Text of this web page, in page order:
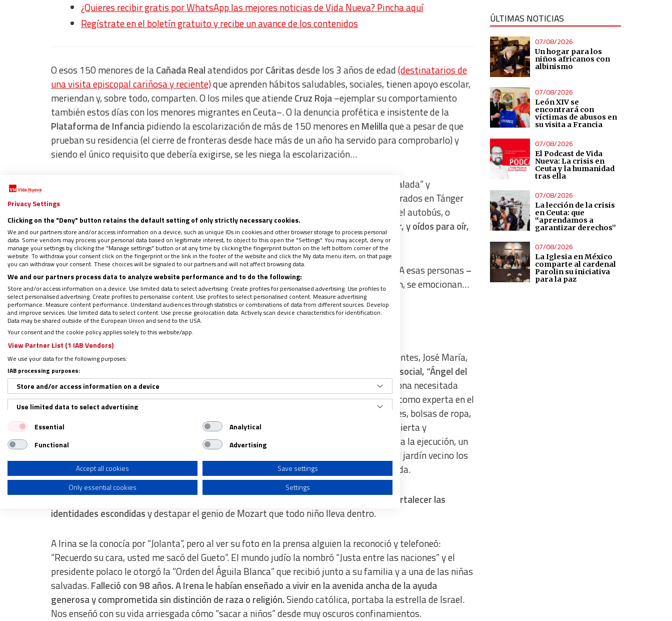
¿Quieres recibir gratis por WhatsApp las mejores noticias de Vida Nueva? Pincha aquí
Regístrate en el boletín gratuito y recibe un avance de los contenidos
O esos 150 menores de laCañada Realatendidos porCáritasdesde los 3 años de edad(destinatarios de
una visita episcopal cariñosa y reciente)que aprenden hábitos saludables, sociales, tienen apoyo escolar,
meriendan y, sobre todo, comparten. O los miles que atiendeCruz Roja–ejemplar su comportamiento
también estos días con los menores migrantes en Ceuta–. O la denuncia profética e insistente de la
Plataforma de Infanciapidiendo la escolarización de más de 150 menores enMelillaque a pesar de que
prueban su residencia (el cierre de fronteras desde hace más de un año ha servido para comprobarlo) y
siendo el único requisito que debería exigirse, se les niega la escolarización…
Siempre se me quedará grabada la imagen en el corazón de haber visto de cerca la “escalada” y
“desescalada” –por utilizar leguaje al uso– de los menores trepando por lo cables amarrados en Tánger
para colarse en los bajos de las hélices de los ferrys, o colándose, raudos, en los bajos del autobús, o
intentando hacer “el risky” (salto) en las vallas de Melilla, etc.Quien tenga ojos para ver, y oídos para oír,
que los vea y oiga. ¡Y hable!
Pero, sobre todo, quiero traer mi humilde homenaje a los voluntarios que los atienden. A esas personas –
santos de las puertas de al lado–,que a pie de vecindad, acompañan, enseñan, conducen, se emocionan…
en la tarea de cercanía a los menores migrantes.
Irena Sendlerowa, “Madre de los niños del Holocausto”
Buscando referencias de historias anónimas y escondidas del servicio a los niños sufrientes, José María,
mi compañero, me recordó a
Irena Sendlerowa (1910-2008), enfermera y trabajadora social, “Ángel del
Gueto de Varsovia” y “Madre de los niños del Holocausto”
: “Se me enseñó que una persona necesitada
debe ser ayudada de corazón, sin mirar religión o nacionalidad”, decía. Accedió al gueto como experta en el
tifus tan temido de los alemanes. Rescató más de 2.500 niños (en ambulancias, ataúdes, bolsas de ropa,
de basura, de patatas). Todo le servía y nada la detenía en favor de salvar vidas. Descubierta y
brutalmente torturada por no descubrir a los niños ni a las familias, cuando ya esperaba la ejecución, un
soldado sobornado le gritó en polaco “¡Corra!”. Escapó. Al fin de la guerra desenterró del jardín vecino los
dos tarros donde había introducido las identidades de los niños y sus familias de acogida.
Trabajar de voluntario –acompañados por técnicos– con menores migrantes suponefortalecer las
identidades escondidasy destapar el genio de Mozart que todo niño lleva dentro.
A Irina se la conocía por “Jolanta”, pero al ver su foto en la prensa alguien la reconoció y telefoneó:
“Recuerdo su cara, usted me sacó del Gueto”. El mundo judío la nombró “Justa entre las naciones” y el
presidente polaco le otorgó la “Orden del Águila Blanca” que recibió junto a su familia y a una de las niñas
salvadas.Falleció con 98 años. A Irena le habían enseñado a vivir en la avenida ancha de la ayuda
generosa y comprometida sin distinción de raza o religión.Siendo católica, portaba la estrella de Israel.
Nos enseñó con su vida arriesgada cómo “sacar a niños” desde muy oscuros confinamientos.
ÚLTIMAS NOTICIAS
07/08/2026
Un hogar para los
niños africanos con
albinismo
07/08/2026
León XIV se
encontrará con
víctimas de abusos en
su visita a Francia
07/08/2026
El Podcast de Vida
Nueva: La crisis en
Ceuta y la humanidad
tras ella
07/08/2026
La lección de la crisis
en Ceuta: que
“aprendamos a
garantizar derechos”
07/08/2026
La Iglesia en México
comparte al cardenal
Parolin su iniciativa
para la paz
Privacy Settings
Clicking on the "Deny" button retains the default setting of only strictly necessary cookies.
We and our partners store and/or access information on a device, such as unique IDs in cookies and other browser storage to process personal
data. Some vendors may process your personal data based on legitimate interest, to object to this open the "Settings". You may accept, deny or
manage your settings by clicking the "Manage settings" button or at any time by clicking the fingerprint button on the left bottom corner of the
website. To withdraw your consent click on the fingerprint or the link in the footer of the website and click the My data menu item, on that page
you can withdraw your consent. These choices will be signaled to our partners and will not affect browsing data.
We and our partners process data to analyze website performance and to do the following:
Store and/or access information on a device. Use limited data to select advertising. Create profiles for personalised advertising. Use profiles to
select personalised advertising. Create profiles to personalise content. Use profiles to select personalised content. Measure advertising
performance. Measure content performance. Understand audiences through statistics or combinations of data from different sources. Develop
and improve services. Use limited data to select content. Use precise geolocation data. Actively scan device characteristics for identification.
Data may be shared outside of the European Union and send to the USA.
Your consent and the cookie policy applies solely to this website/app.
View Partner List (1 IAB Vendors)
We use your data for the following purposes:
IAB processing purposes:
Store and/or access information on a device
Use limited data to select advertising
Create profiles for personalised advertising
Use profiles to select personalised advertising
Create profiles to personalise content
Use profiles to select personalised content
Measure advertising performance
Understand audiences through statistics or combinations of data from different sources
Develop and improve services
Use limited data to select content
IAB Special Features:
Essential
Analytical
Functional
Advertising
Accept all cookies
Save settings
Only essential cookies
Settings